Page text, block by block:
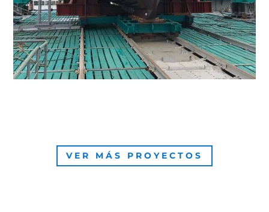
VER MÁS PROYECTOS